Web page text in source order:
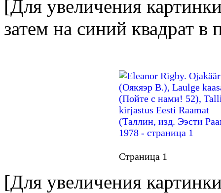
[Для увеличения
затем на синий квадрат
Страница 1
[Для увеличения